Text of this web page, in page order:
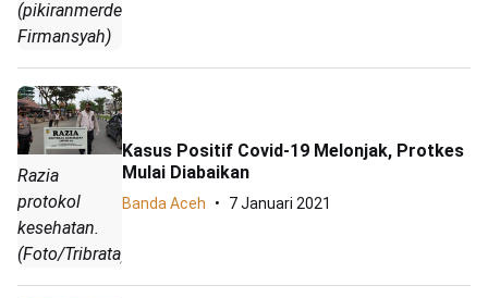
(pikiranmerdeka.co/Aidil
Firmansyah)
Razia
protokol
kesehatan.
(Foto/Tribrata)
Kasus Positif Covid-19 Melonjak, Protkes
Mulai Diabaikan
Banda Aceh 7 Januari 2021